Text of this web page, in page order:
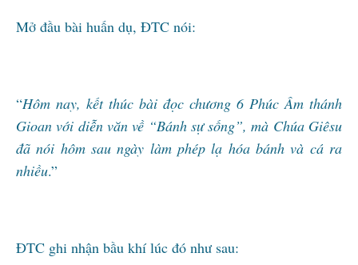
Mở đầu bài huấn dụ, ĐTC nói:
“Hôm nay, kết thúc bài đọc chương 6 Phúc Âm thánh
Gioan với diễn văn về “Bánh sự sống”, mà Chúa Giêsu
đã nói hôm sau ngày làm phép lạ hóa bánh và cá ra
nhiều.”
ĐTC ghi nhận bầu khí lúc đó như sau: